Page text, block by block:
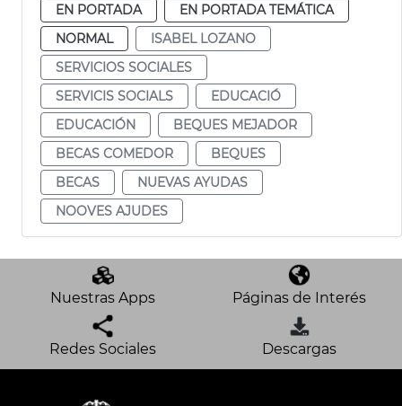
EN PORTADA
EN PORTADA TEMÁTICA
NORMAL
ISABEL LOZANO
SERVICIOS SOCIALES
SERVICIS SOCIALS
EDUCACIÓ
EDUCACIÓN
BEQUES MEJADOR
BECAS COMEDOR
BEQUES
BECAS
NUEVAS AYUDAS
NOOVES AJUDES
Nuestras Apps Páginas de Interés
Redes Sociales Descargas